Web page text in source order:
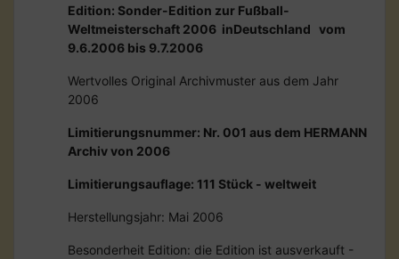
Edition: Sonder-Edition zur Fußball-
Weltmeisterschaft 2006 inDeutschland vom
9.6.2006 bis 9.7.2006
Wertvolles Original Archivmuster aus dem Jahr
2006
Limitierungsnummer: Nr. 001 aus dem HERMANN
Archiv von 2006
Limitierungsauflage: 111 Stück - weltweit
Herstellungsjahr: Mai 2006
Besonderheit Edition: die Edition ist ausverkauft -